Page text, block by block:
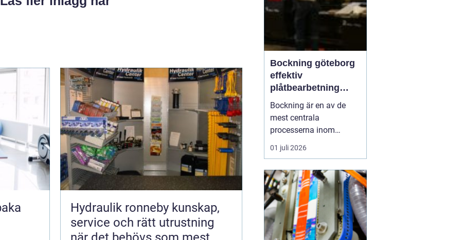
Hydraulik ronneby kunskap,
service och rätt utrustning
underhåll.
Bockning göteborg
effektiv
plåtbearbetning
med precision
Bockning är en av de
mest centrala
processerna inom
modern plåtbearbetning.
I en industriregion som
marin, fordons- och
byggsektor är starka,
spelar väl utförd
bockning en avgörande
roll för allt från räcken
01 juli 2026